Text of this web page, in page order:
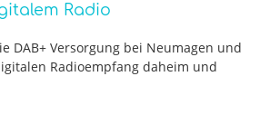
Radio
DAB+ Versorgung bei Neumagen und
Radioempfang daheim und